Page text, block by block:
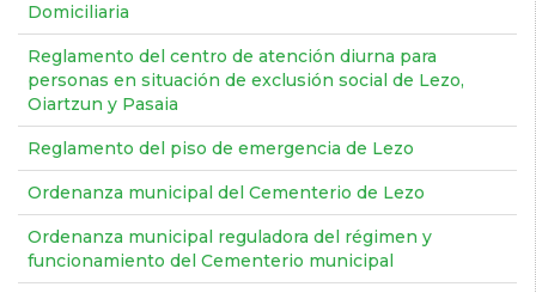
Domiciliaria
Reglamento del centro de atención diurna para
personas en situación de exclusión social de Lezo,
Oiartzun y Pasaia
Reglamento del piso de emergencia de Lezo
Ordenanza municipal del Cementerio de Lezo
Ordenanza municipal reguladora del régimen y
funcionamiento del Cementerio municipal